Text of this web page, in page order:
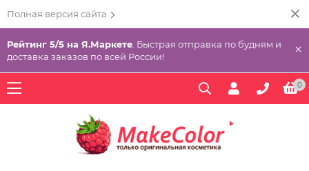
Полная версия сайта
Рейтинг 5/5 на Я.Маркете . Быстрая отправка по будням и
доставка заказов по всей России!
×
0